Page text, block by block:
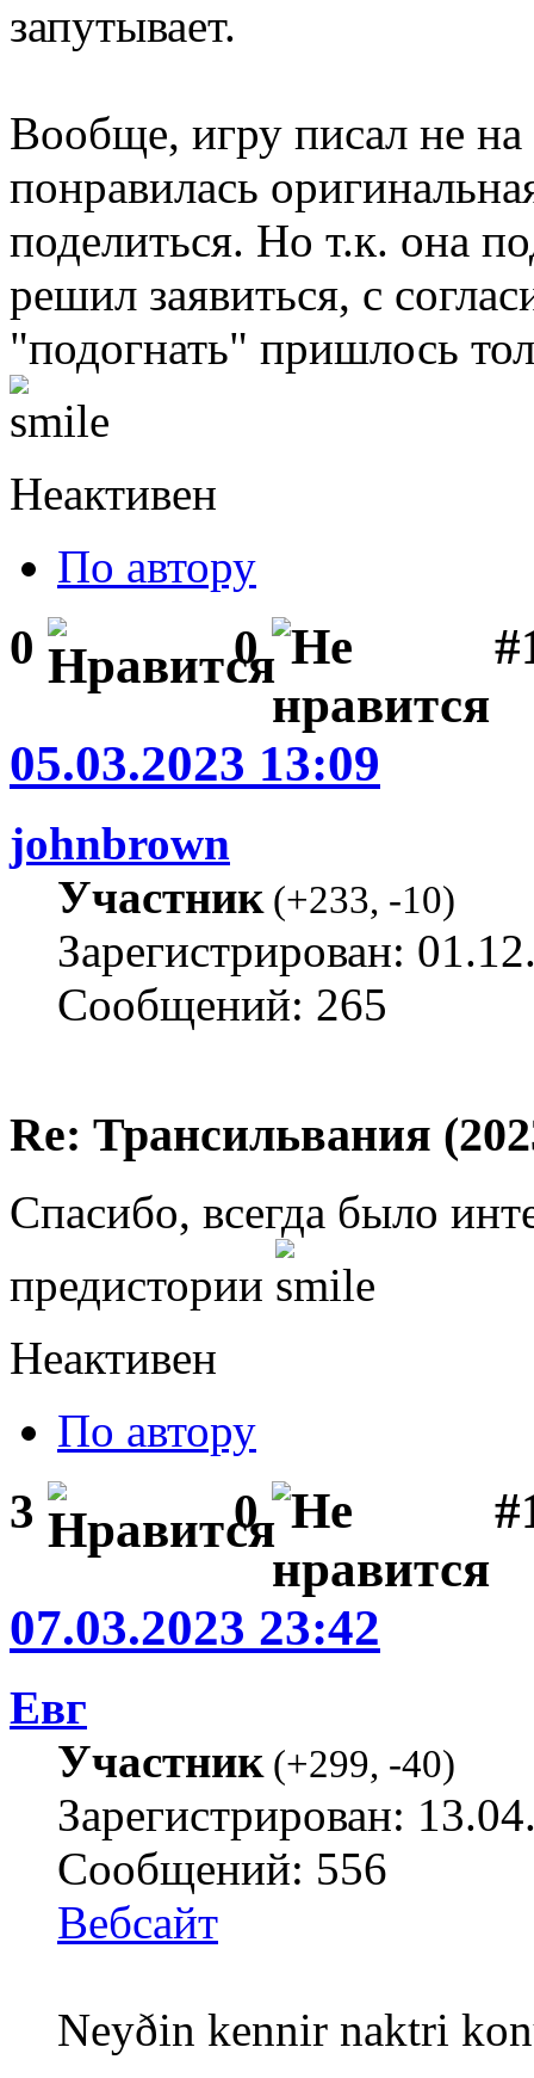
запутывает.
Вообще, игру писал не на
понравилась
поделиться. Но т.к. она
решил заявиться, с
"подогнать" пришлось
Неактивен
По автору
0 0
05.03.2023 13:09
johnbrown
Участник(+233, -10)
Зарегистрирован:
Сообщений: 265
Re: Трансильвания
Спасибо, всегда было
предистории
Неактивен
По автору
3 0
07.03.2023 23:42
Евг
Участник(+299, -40)
Зарегистрирован:
Сообщений: 556
Вебсайт
Neyðin kennir naktri